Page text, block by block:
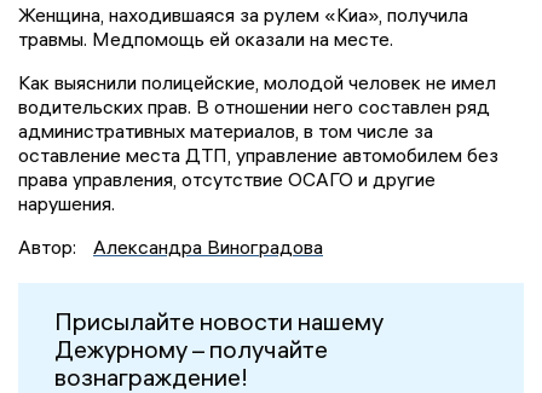
Женщина, находившаяся за рулем «Киа», получила
травмы. Медпомощь ей оказали на месте.
Как выяснили полицейские, молодой человек не имел
водительских прав. В отношении него составлен ряд
административных материалов, в том числе за
оставление места ДТП, управление автомобилем без
права управления, отсутствие ОСАГО и другие
нарушения.
Автор:
Александра Виноградова
Присылайте новости нашему
Дежурному – получайте
вознаграждение!